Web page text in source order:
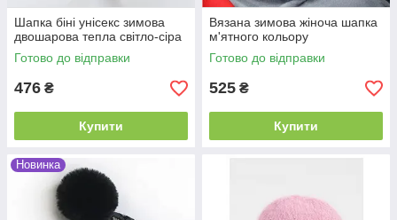
Шапка біні унісекс зимова
двошарова тепла світло-сіра
Готово до відправки
476 ₴
Купити
Вязана зимова жіноча шапка
м'ятного кольору
Готово до відправки
525 ₴
Купити
Новинка